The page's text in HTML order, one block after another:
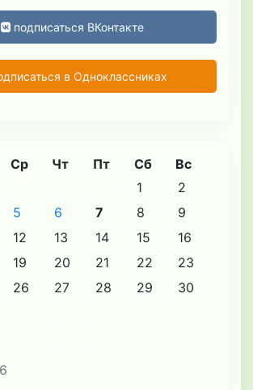
подписаться ВКонтакте
в Одноклассниках
Ср Чт Пт Сб Вс
1
2
5 6 7 8
9
12 13 14 15
16
19 20 21 22
23
26 27 28 29
30